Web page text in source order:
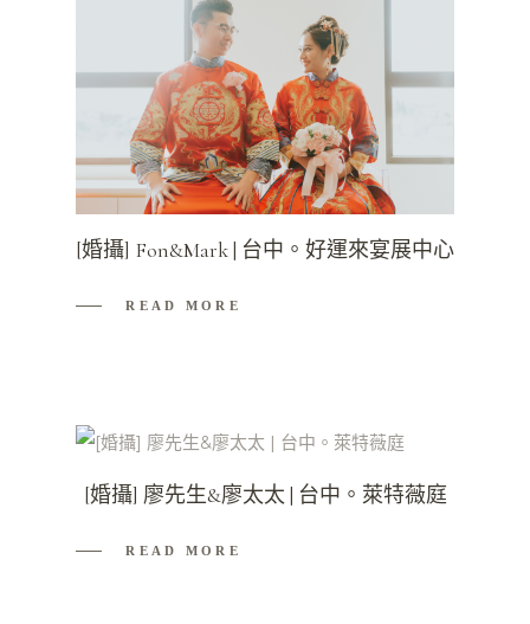
[婚攝] Fon&Mark | 台中。好運來宴展中心
READ MORE
[婚攝] 廖先生&廖太太 | 台中。萊特薇庭
READ MORE